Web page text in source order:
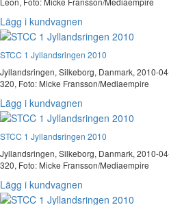
Lägg i kundvagnen
STCC 1 Jyllandsringen 2010
Jyllandsringen, Silkeborg, Danmark, 2010-
320, Foto: Micke Fransson/Mediaempire
Lägg i kundvagnen
STCC 1 Jyllandsringen 2010
Jyllandsringen, Silkeborg, Danmark, 2010-
320, Foto: Micke Fransson/Mediaempire
Lägg i kundvagnen